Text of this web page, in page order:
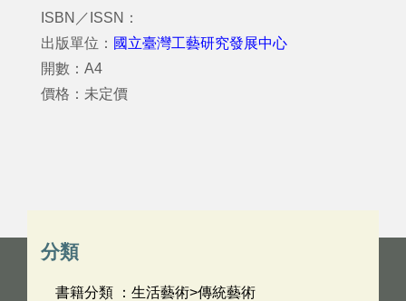
ISBN／ISSN：
出版單位： 國立臺灣工藝研究發展中心
開數：A4
價格：未定價
分類
書籍分類 ：生活藝術>傳統藝術